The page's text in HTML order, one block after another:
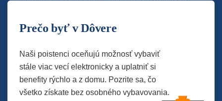
Prečo byť v Dôvere
Naši poistenci oceňujú možnosť vybaviť
stále viac vecí elektronicky a uplatniť si
benefity rýchlo a z domu. Pozrite sa, čo
všetko získate bez osobného vybavovania.